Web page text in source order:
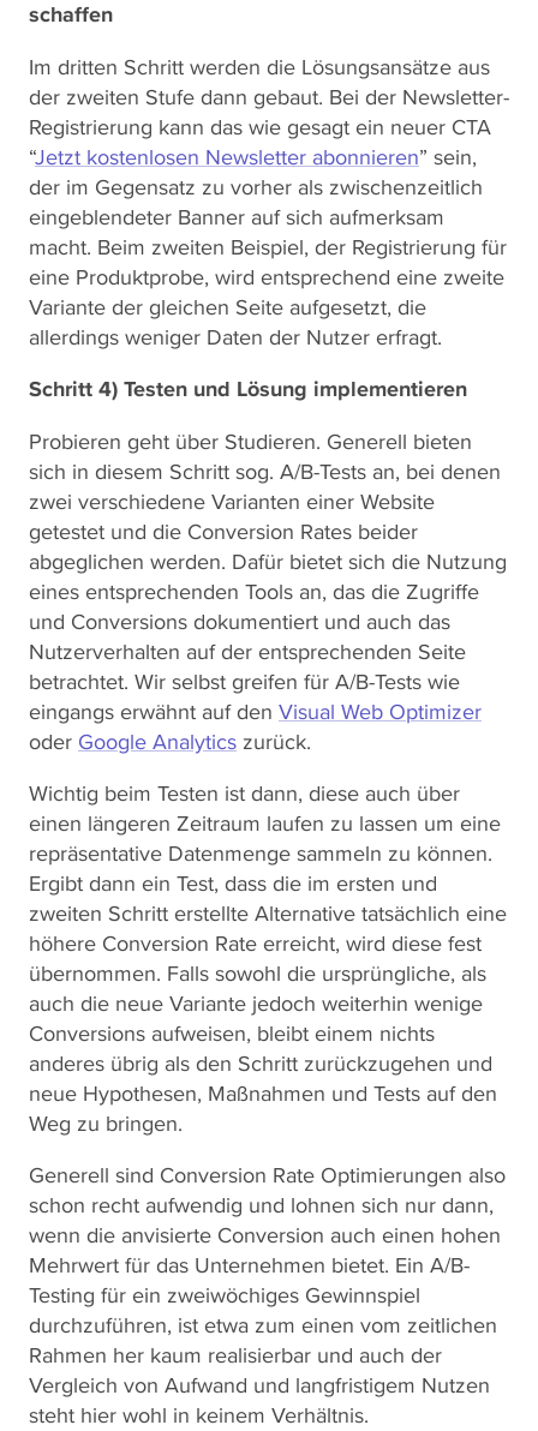
schaffen
Im dritten Schritt werden die Lösungsansätze aus
der zweiten Stufe dann gebaut. Bei der Newsletter-
Registrierung kann das wie gesagt ein neuer CTA
“Jetzt kostenlosen Newsletter abonnieren” sein,
der im Gegensatz zu vorher als zwischenzeitlich
eingeblendeter Banner auf sich aufmerksam
macht. Beim zweiten Beispiel, der Registrierung für
eine Produktprobe, wird entsprechend eine zweite
Variante der gleichen Seite aufgesetzt, die
allerdings weniger Daten der Nutzer erfragt.
Schritt 4) Testen und Lösung implementieren
Probieren geht über Studieren. Generell bieten
sich in diesem Schritt sog. A/B-Tests an, bei denen
zwei verschiedene Varianten einer Website
getestet und die Conversion Rates beider
abgeglichen werden. Dafür bietet sich die Nutzung
eines entsprechenden Tools an, das die Zugriffe
und Conversions dokumentiert und auch das
Nutzerverhalten auf der entsprechenden Seite
betrachtet. Wir selbst greifen für A/B-Tests wie
eingangs erwähnt auf den Visual Web Optimizer
oder Google Analytics zurück.
Wichtig beim Testen ist dann, diese auch über
einen längeren Zeitraum laufen zu lassen um eine
repräsentative Datenmenge sammeln zu können.
Ergibt dann ein Test, dass die im ersten und
zweiten Schritt erstellte Alternative tatsächlich eine
höhere Conversion Rate erreicht, wird diese fest
übernommen. Falls sowohl die ursprüngliche, als
auch die neue Variante jedoch weiterhin wenige
Conversions aufweisen, bleibt einem nichts
anderes übrig als den Schritt zurückzugehen und
neue Hypothesen, Maßnahmen und Tests auf den
Weg zu bringen.
Generell sind Conversion Rate Optimierungen also
schon recht aufwendig und lohnen sich nur dann,
wenn die anvisierte Conversion auch einen hohen
Mehrwert für das Unternehmen bietet. Ein A/B-
Testing für ein zweiwöchiges Gewinnspiel
durchzuführen, ist etwa zum einen vom zeitlichen
Rahmen her kaum realisierbar und auch der
Vergleich von Aufwand und langfristigem Nutzen
steht hier wohl in keinem Verhältnis.